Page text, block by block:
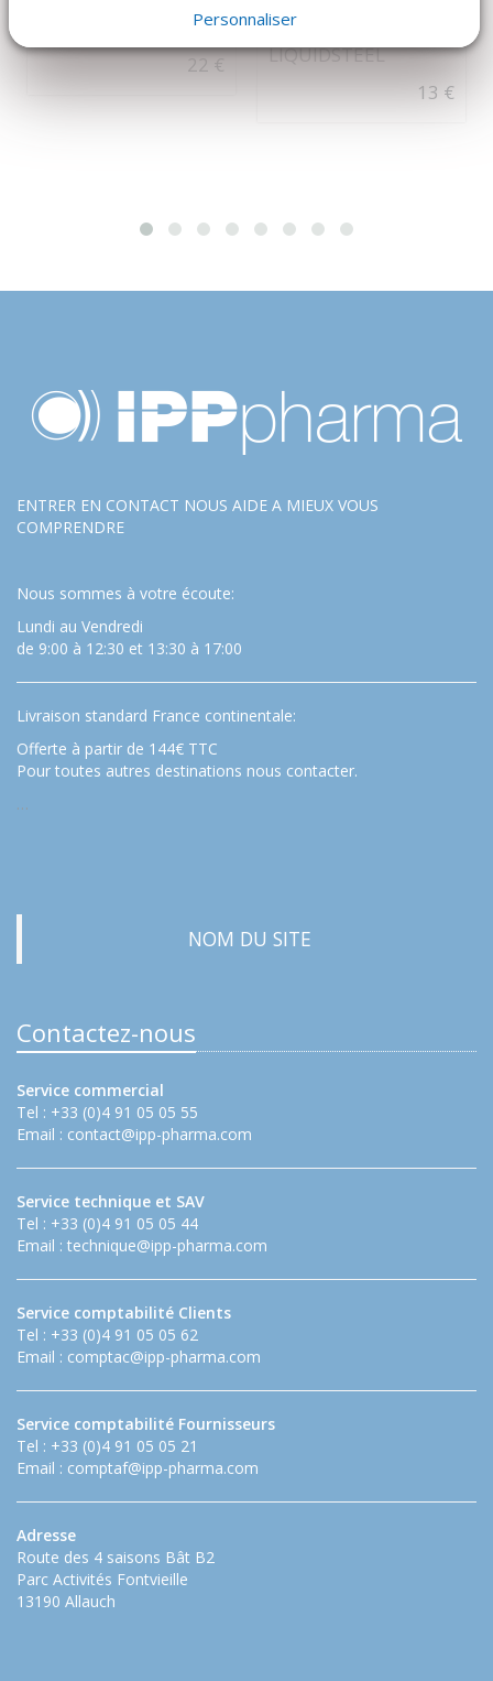
Séquenceur 5 Fraises
22 €
MANCHE DE MIROIR
LIQUIDSTEEL
13 €
ENTRER EN CONTACT NOUS AIDE A MIEUX VOUS
COMPRENDRE
Nous sommes à votre écoute:
Lundi au Vendredi
de 9:00 à 12:30 et 13:30 à 17:00
Livraison standard France continentale:
Offerte à partir de 144€ TTC
Pour toutes autres destinations nous contacter.
…
NOM DU SITE
Contactez-nous
Service commercial
Tel : +33 (0)4 91 05 05 55
Email : contact@ipp-pharma.com
Service technique et SAV
Tel : +33 (0)4 91 05 05 44
Email : technique@ipp-pharma.com
Service comptabilité Clients
Tel : +33 (0)4 91 05 05 62
Email : comptac@ipp-pharma.com
Service comptabilité Fournisseurs
Tel : +33 (0)4 91 05 05 21
Email : comptaf@ipp-pharma.com
Adresse
Route des 4 saisons Bât B2
Parc Activités Fontvieille
13190 Allauch
Personnaliser